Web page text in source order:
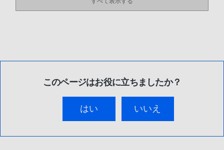
このページはお役に立ちましたか？
はい いいえ